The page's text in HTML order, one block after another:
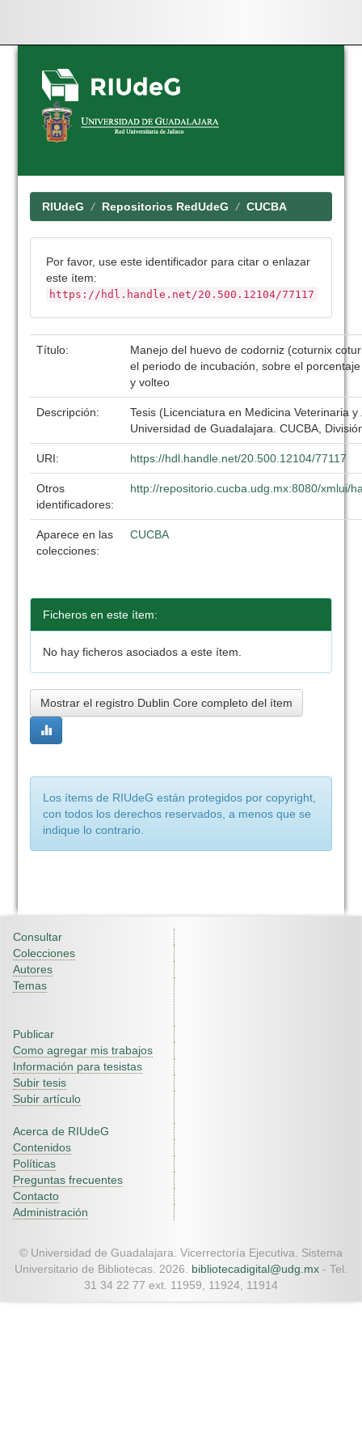
Skip
navigation
RIUdeG Repositorios RedUdeG CUCBA
Por favor, use este identificador para citar o enlazar
este ítem:
https://hdl.handle.net/20.500.12104/77117
Título:
Manejo del huevo de codorniz (coturnix
el periodo de incubación, sobre el
y volteo
Descripción:
Tesis (Licenciatura en Medicina Veterinaria
Universidad de Guadalajara. CUCBA,
URI: https://hdl.handle.net/20.500.12104/77117
Otros
identificadores:
http://repositorio.cucba.udg.mx:8080/xmlui/
Aparece en las
colecciones:
CUCBA
Ficheros en este ítem:
No hay ficheros asociados a este ítem.
Mostrar el registro Dublin Core completo del ítem
Los ítems de RIUdeG están protegidos por copyright,
con todos los derechos reservados, a menos que se
indique lo contrario.
Consultar
Colecciones
Autores
Temas
Publicar
Como agregar mis trabajos
Información para tesistas
Subir tesis
Subir artículo
Acerca de RIUdeG
Contenidos
Políticas
Preguntas frecuentes
Contacto
Administración
© Universidad de Guadalajara. Vicerrectoría Ejecutiva. Sistema
Universitario de Bibliotecas. 2026. bibliotecadigital@udg.mx - Tel.
31 34 22 77 ext. 11959, 11924, 11914